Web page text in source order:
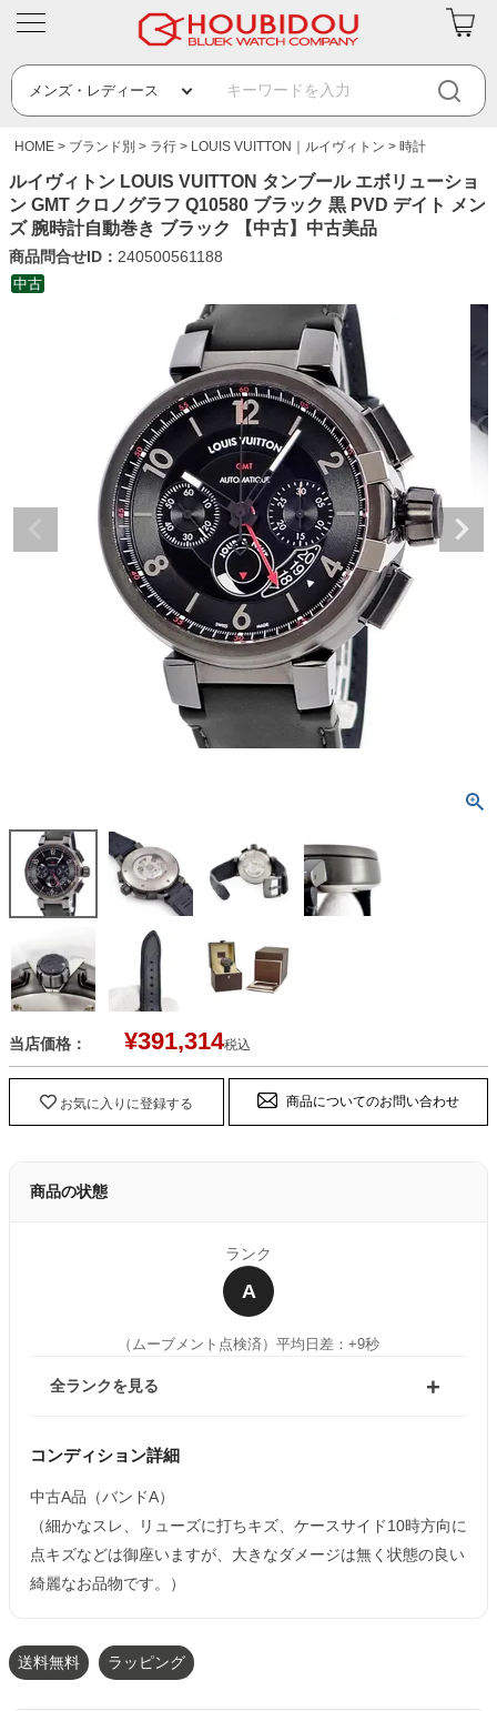
HOME ブランド別 ラ行 LOUIS VUITTON｜ルイヴィトン 時計
ルイヴィトン LOUIS VUITTON タンブール エボリューショ
ン GMT クロノグラフ Q10580 ブラック 黒 PVD デイト メン
ズ 腕時計自動巻き ブラック 【中古】中古美品
商品問合せID： 240500561188
中古
当店価格： ¥391,314税込
お気に入りに登録する 商品についてのお問い合わせ
商品の状態
ランク
A
（ムーブメント点検済） 平均日差：+9秒
全ランクを見る
コンディション詳細
中古A品（バンドA）
（細かなスレ、リューズに打ちキズ、ケースサイド10時方向に
点キズなどは御座いますが、大きなダメージは無く状態の良い
綺麗なお品物です。）
送料無料 ラッピング